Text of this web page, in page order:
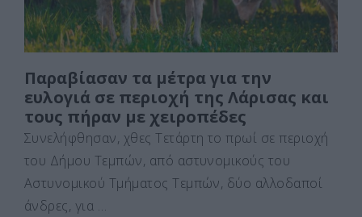
Παραβίασαν τα μέτρα για την
ευλογιά σε περιοχή της Λάρισας και
τους πήραν με χειροπέδες
Συνελήφθησαν, χθες Τετάρτη το πρωί σε περιοχή
του Δήμου Τεμπών, από αστυνομικούς του
Αστυνομικού Τμήματος Τεμπών, δύο αλλοδαποί
άνδρες, για …